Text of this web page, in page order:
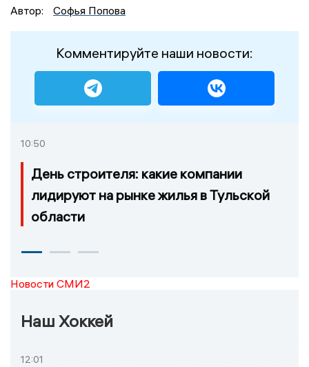
Автор: Софья Попова
Комментируйте наши новости:
10:50
День строителя: какие компании
лидируют на рынке жилья в Тульской
области
Новости СМИ2
Наш Хоккей
12:01